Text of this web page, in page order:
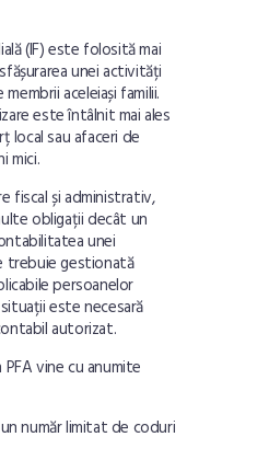
(IF) este folosită mai
unei activități
aceleiași familii.
este întâlnit mai ales
local sau afaceri de
mici.
fiscal și administrativ,
obligații decât un
unei
trebuie gestionată
persoanelor
este necesară
autorizat.
vine cu anumite
număr limitat de coduri